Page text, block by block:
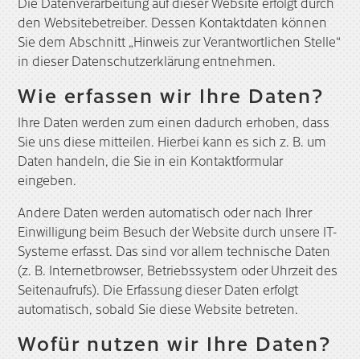
den Websitebetreiber. Dessen Kontaktdaten können
Sie dem Abschnitt „Hinweis zur Verantwortlichen Stelle“
in dieser Datenschutzerklärung entnehmen.
Wie erfassen wir Ihre Daten?
Ihre Daten werden zum einen dadurch erhoben, dass
Sie uns diese mitteilen. Hierbei kann es sich z. B. um
Daten handeln, die Sie in ein Kontaktformular
eingeben.
Andere Daten werden automatisch oder nach Ihrer
Einwilligung beim Besuch der Website durch unsere IT-
Systeme erfasst. Das sind vor allem technische Daten
(z. B. Internetbrowser, Betriebssystem oder Uhrzeit des
Seitenaufrufs). Die Erfassung dieser Daten erfolgt
automatisch, sobald Sie diese Website betreten.
Wofür nutzen wir Ihre Daten?